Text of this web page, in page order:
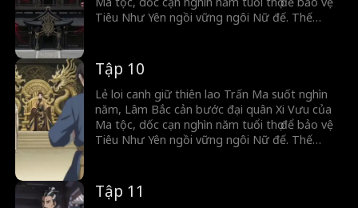
Tiêu Như Yên ngồi vững ngôi Nữ đế. Thế
quân, mà còn giáng hắn làm dân thường.
Tập 10
Lẻ loi canh giữ thiên lao Trấn Ma suốt nghìn
năm, Lâm Bắc cản bước đại quân Xi Vưu của
Ma tộc, dốc cạn nghìn năm tuổi thọ để bảo vệ
Tiêu Như Yên ngồi vững ngôi Nữ đế. Thế
quân, mà còn giáng hắn làm dân thường.
Tập 11